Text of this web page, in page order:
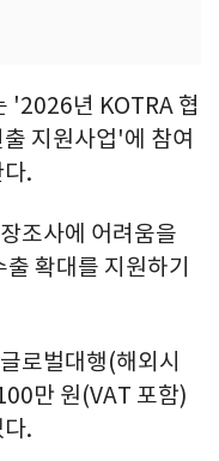
'2026년 KOTRA 협
지원사업'에 참여
.
조사에 어려움을
확대를 지원하기
로벌대행(해외시
만 원(VAT 포함)
.